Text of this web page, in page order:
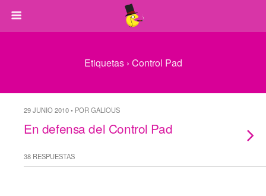
Etiquetas › Control Pad
29 JUNIO 2010 • POR GALIOUS
En defensa del Control Pad
38 RESPUESTAS